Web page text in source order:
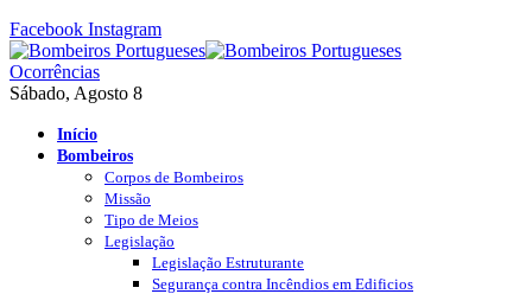
Facebook Instagram
Ocorrências
Sábado, Agosto 8
Início
Bombeiros
Corpos de Bombeiros
Missão
Tipo de Meios
Legislação
Legislação Estruturante
Segurança contra Incêndios em Edificios